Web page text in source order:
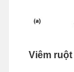
Viêm